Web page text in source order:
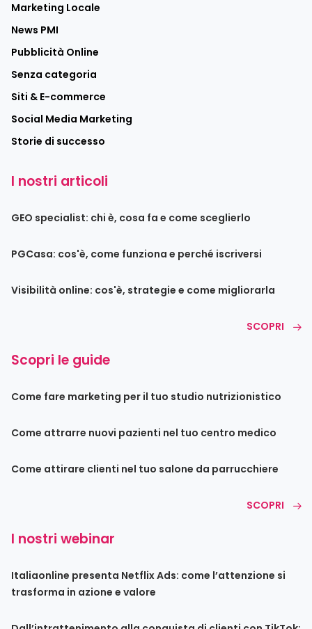
Marketing Locale
News PMI
Pubblicità Online
Senza categoria
Siti & E-commerce
Social Media Marketing
Storie di successo
I nostri articoli
GEO specialist: chi è, cosa fa e come sceglierlo
PGCasa: cos'è, come funziona e perché iscriversi
Visibilità online: cos'è, strategie e come migliorarla
SCOPRI
Scopri le guide
Come fare marketing per il tuo studio nutrizionistico
Come attrarre nuovi pazienti nel tuo centro medico
Come attirare clienti nel tuo salone da parrucchiere
SCOPRI
I nostri webinar
Italiaonline presenta Netflix Ads: come l’attenzione si
trasforma in azione e valore